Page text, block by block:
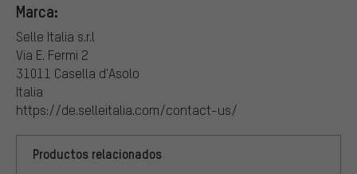
Marca:
Selle Italia s.r.l
Via E. Fermi 2
31011 Casella d'Asolo
Italia
https://de.selleitalia.com/contact-us/
Productos relacionados